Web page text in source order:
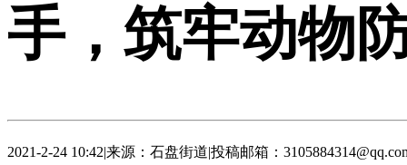
手，筑牢动物
2021-2-24 10:42|来源：石盘街道|投稿邮箱：